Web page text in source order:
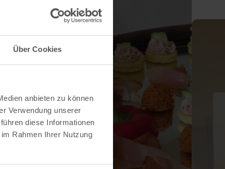
Über Cookies
anbieten zu können
Verwendung unserer
diese Informationen
Rahmen Ihrer Nutzung